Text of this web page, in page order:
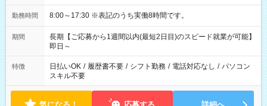
勤務時間 8:00～17:30 ※表記のうち実働8時間です。
期間
長期【ご応募から1週間以内(最短2日目)のスピード就業が可能】
即日～
特徴 日払いOK / 履歴書不要 / シフト勤務 / 電話対応なし / パソコン
スキル不要